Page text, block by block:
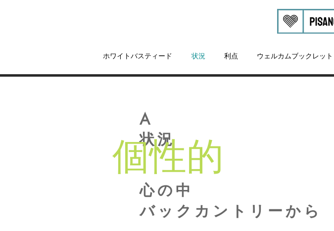
ホワイトバスティード 状況 利点 ウェルカムブックレット
A
状況
個性的
心の中
バックカントリーから